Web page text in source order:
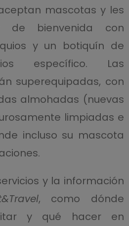
mascotas y les
de bienvenida con
y un botiquín de
específico. Las
superequipadas, con
almohadas (nuevas
limpiadas e
incluso su mascota
y la información
, como dónde
y qué hacer en